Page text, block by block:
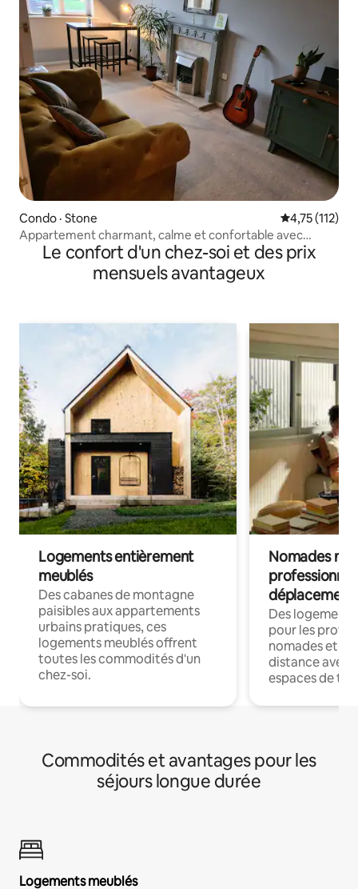
Condo · Stone Note
4,75 (112)
Appartement charmant, calme et confortable avec
stationnement gratuit
Le confort d'un chez-soi et des prix
mensuels avantageux
Logements entièrement
meublés
Des cabanes de montagne
paisibles aux appartements
urbains pratiques, ces
logements meublés offrent
toutes les commodités d'un
chez-soi.
Nomades
déplacement
Des
pour les
nomades et
distance avec
espaces de
Commodités et avantages pour les
séjours longue durée
Logements meublés